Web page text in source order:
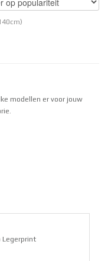
modellen er voor jouw
Legerprint